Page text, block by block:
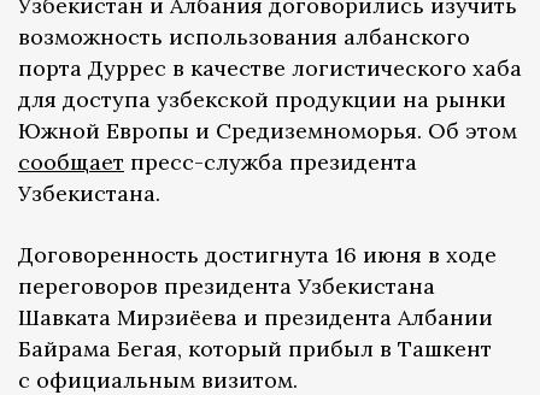
возможность использования албанского
порта Дуррес в качестве логистического хаба
для доступа узбекской продукции на рынки
Южной Европы и Средиземноморья. Об этом
сообщает пресс-служба президента
Узбекистана.
Договоренность достигнута 16 июня в ходе
переговоров президента Узбекистана
Шавката Мирзиёева и президента Албании
Байрама Бегая, который прибыл в Ташкент
с официальным визитом.